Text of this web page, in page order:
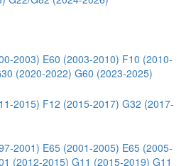
2003) E60 (2003-2010) F10 (2010-
(2020-2022) G60 (2023-2025)
2015) F12 (2015-2017) G32 (2017-
2001) E65 (2001-2005) E65 (2005-
(2012-2015) G11 (2015-2019) G11